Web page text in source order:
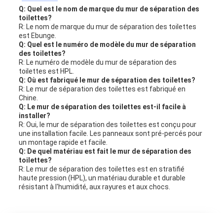
Q: Quel est le nom de marque du mur de séparation des
toilettes?
R: Le nom de marque du mur de séparation des toilettes
est Ebunge.
Q: Quel est le numéro de modèle du mur de séparation
des toilettes?
R: Le numéro de modèle du mur de séparation des
toilettes est HPL.
Q: Où est fabriqué le mur de séparation des toilettes?
R: Le mur de séparation des toilettes est fabriqué en
Chine.
Q: Le mur de séparation des toilettes est-il facile à
installer?
R: Oui, le mur de séparation des toilettes est conçu pour
une installation facile. Les panneaux sont pré-percés pour
un montage rapide et facile.
Q: De quel matériau est fait le mur de séparation des
toilettes?
R: Le mur de séparation des toilettes est en stratifié
haute pression (HPL), un matériau durable et durable
résistant à l'humidité, aux rayures et aux chocs.